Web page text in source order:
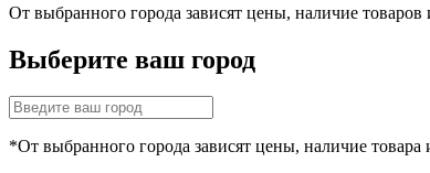
От выбранного города зависят цены, наличие товаров
Выберите ваш город
*От выбранного города зависят цены, наличие товара